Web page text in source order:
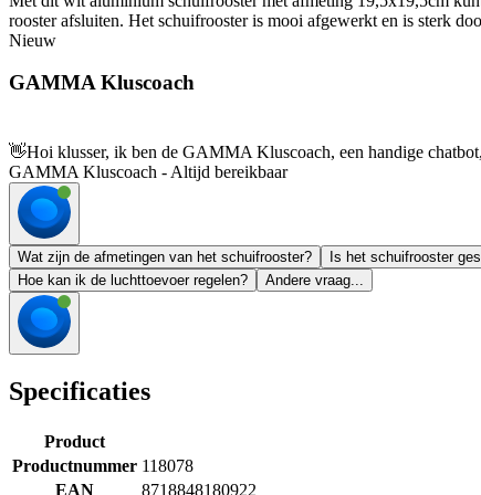
rooster afsluiten. Het schuifrooster is mooi afgewerkt en is sterk
Nieuw
GAMMA Kluscoach
👋Hoi klusser, ik ben de GAMMA Kluscoach, een handige
GAMMA Kluscoach - Altijd bereikbaar
Wat zijn de afmetingen van het schuifrooster? Is het schuifrooster
Hoe kan ik de luchttoevoer regelen?
Andere vraag...
Specificaties
Product
Productnummer 118078
EAN
8718848180922